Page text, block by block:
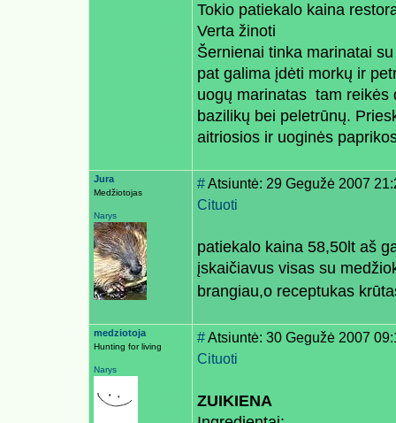
Tokio patiekalo kaina
Verta žinoti
Šernienai tinka marinatai
pat galima įdėti morkų ir
uogų marinatas  tam
bazilikų bei peletrūnų.
aitriosios ir uoginės
Jura
Medžiotojas
Narys
#Atsiuntė: 29 Gegužė 2007
Cituoti
patiekalo kaina 58,50lt aš
įskaičiavus visas su
brangiau,o receptukas
medziotoja
Hunting for living
Narys
#Atsiuntė: 30 Gegužė 2007
Cituoti
ZUIKIENA